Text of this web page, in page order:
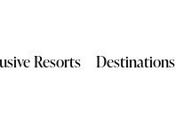
Resorts Destinations